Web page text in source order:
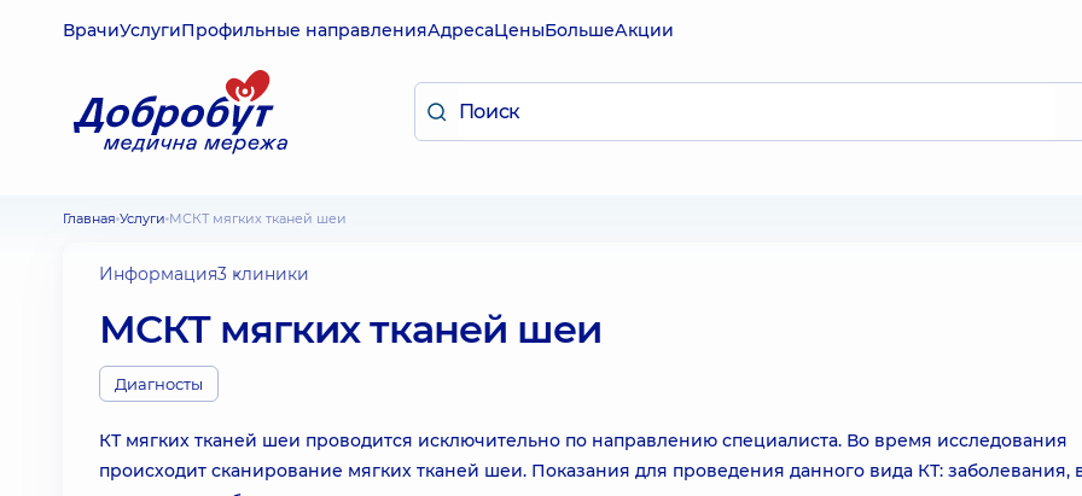
ВрачиУслугиПрофильные направленияАдресаЦеныБольшеАкции
Главная Услуги МСКТ мягких тканей шеи
Информация3 клиники
МСКТ мягких тканей шеи
Диагносты
КТ мягких тканей шеи проводится исключительно по направлению специалиста. Во время исследования
происходит сканирование мягких тканей шеи. Показания для проведения данного вида КТ: заболевания,